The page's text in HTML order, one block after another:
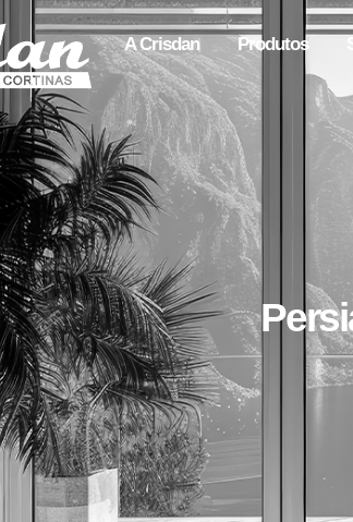
A Crisdan Produtos